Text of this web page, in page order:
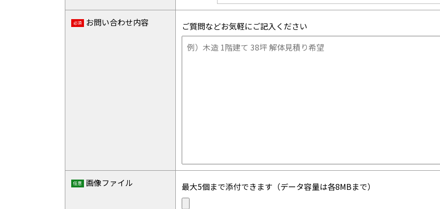
必須 お問い合わせ内容 ご質問などお気軽にご記入ください
任意 画像ファイル 最大5個まで添付できます（データ容量は各8MBまで）